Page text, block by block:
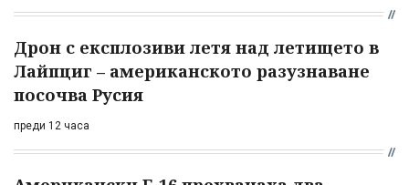
Дрон с експлозиви летя над летището в
Лайпциг – американското разузнаване
посочва Русия
преди 12 часа